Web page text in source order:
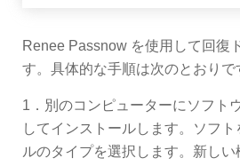
Renee Passnow を使用して回復
す。具体的な手順は次のとおりで
1．別のコンピューターにソフト
してインストールします。ソフ
ルのタイプを選択します。新し